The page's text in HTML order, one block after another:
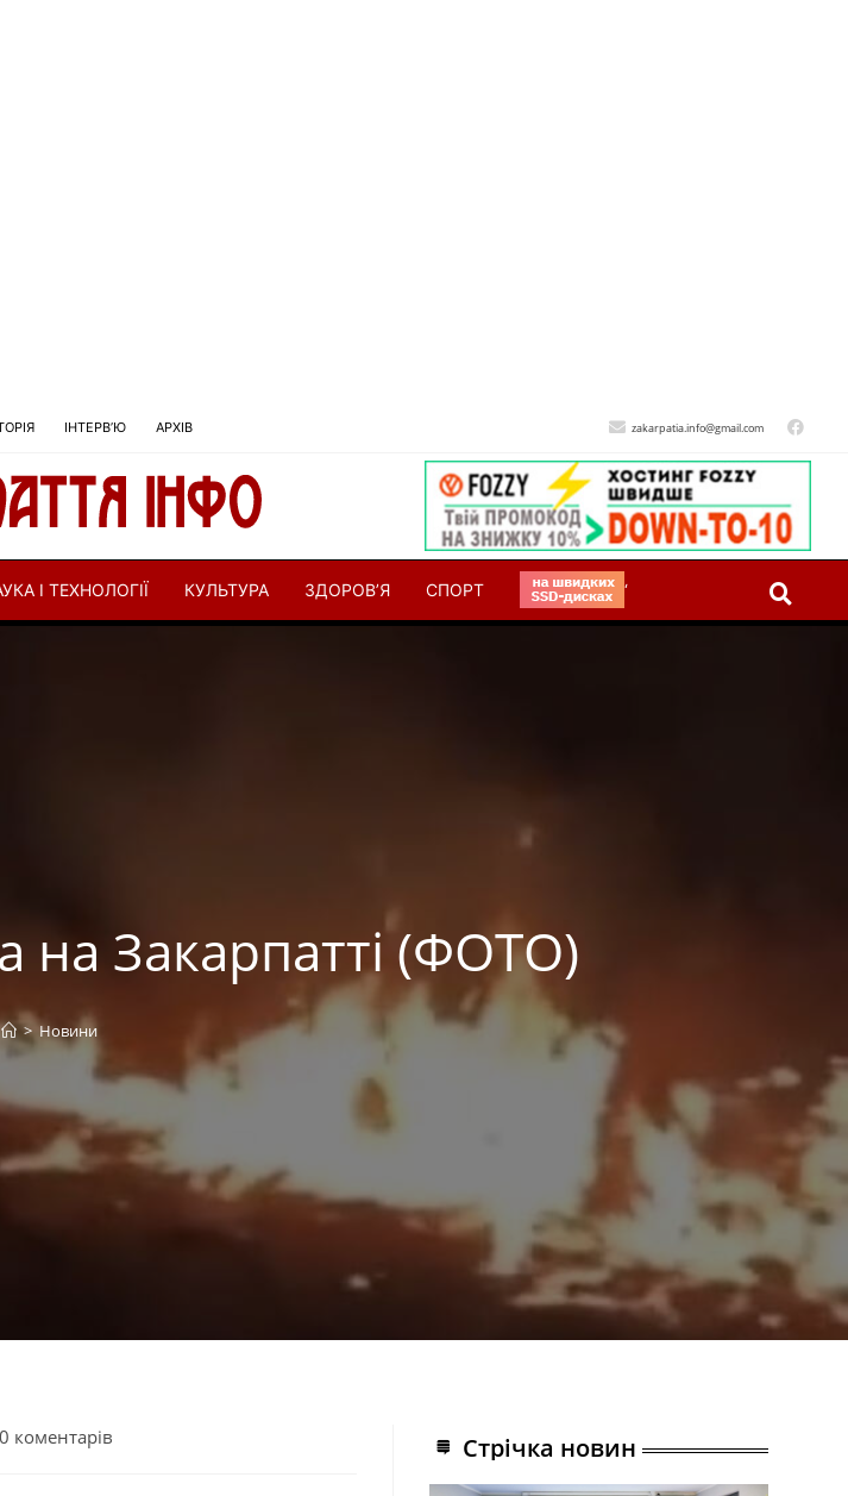
ІНТЕРВ’Ю АРХІВ zakarpatia.info@gmail.com
І ТЕХНОЛОГІЇ КУЛЬТУРА ЗДОРОВ’Я СПОРТ ‘
Закарпатті (ФОТО)
> Новини
0 коментарів Стрічка новин